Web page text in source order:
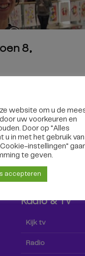
8,
Radio & TV
Kijk tv
Radio
website om u de
uw voorkeuren en
Door op "Alles
in met het gebruik van
instellingen"
te geven.
accepteren